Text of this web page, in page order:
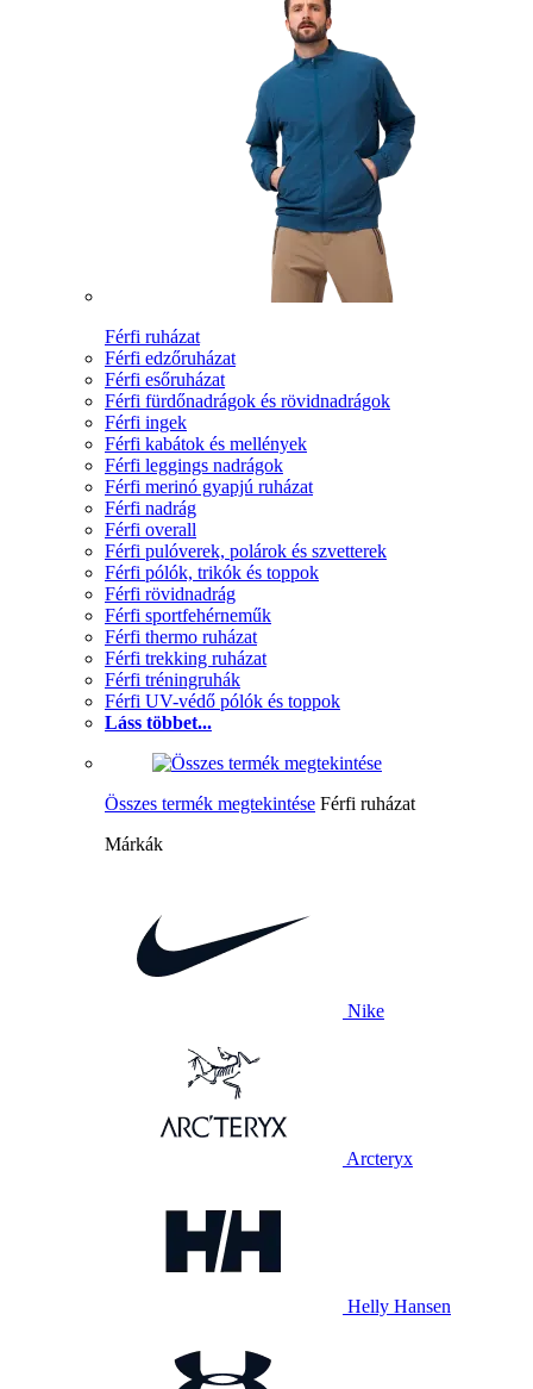
Férfi ruházat
Férfi edzőruházat
Férfi esőruházat
Férfi fürdőnadrágok és rövidnadrágok
Férfi ingek
Férfi kabátok és mellények
Férfi leggings nadrágok
Férfi merinó gyapjú ruházat
Férfi nadrág
Férfi overall
Férfi pulóverek, polárok és szvetterek
Férfi pólók, trikók és toppok
Férfi rövidnadrág
Férfi sportfehérneműk
Férfi thermo ruházat
Férfi trekking ruházat
Férfi tréningruhák
Férfi UV-védő pólók és toppok
Láss többet...
Összes termék megtekintése Férfi ruházat
Márkák
Nike
Arcteryx
Helly Hansen